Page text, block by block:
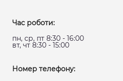
Час роботи:
пн, ср, пт 8:30 - 16:00
вт, чт 8:30 - 15:00
Номер телефону: